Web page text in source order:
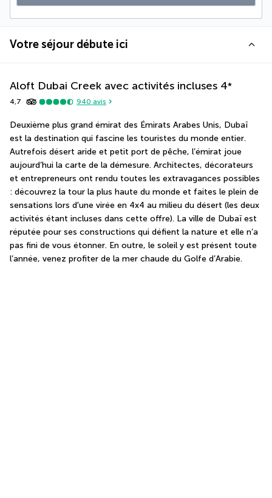
Votre séjour débute ici
Aloft Dubai Creek avec activités incluses 4*
4,7 940 avis
Deuxième plus grand émirat des Émirats Arabes Unis, Dubaï
est la destination qui fascine les touristes du monde entier.
Autrefois désert aride et petit port de pêche, l’émirat joue
aujourd’hui la carte de la démesure. Architectes, décorateurs
et entrepreneurs ont rendu toutes les extravagances possibles
: découvrez la tour la plus haute du monde et faites le plein de
sensations lors d'une virée en 4x4 au milieu du désert (les deux
activités étant incluses dans cette offre). La ville de Dubaï est
réputée pour ses constructions qui défient la nature et elle n’a
pas fini de vous étonner. En outre, le soleil y est présent toute
l’année, venez profiter de la mer chaude du Golfe d’Arabie.